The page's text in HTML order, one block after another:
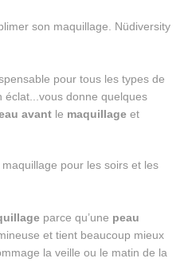
pour tous les types de
éclat...vous donne quelques
avantle maquillageet
parce qu’une peau
et tient beaucoup mieux
la veille ou le matin de la